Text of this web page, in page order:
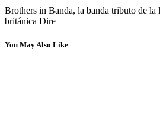
Brothers in Banda, la banda tributo de la
británica Dire
You May Also Like